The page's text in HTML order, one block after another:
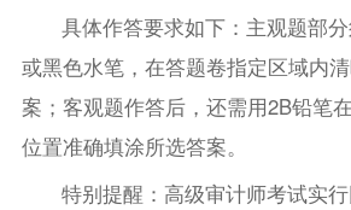
具体作答要求如下：主观题部
或黑色水笔，在答题卷指定区域内
案；客观题作答后，还需用2B铅笔
位置准确填涂所选答案。
特别提醒：高级审计师考试实